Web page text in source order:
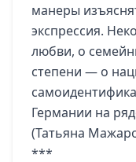
манеры
экспрессия.
любви, о
степени — о
Германии на
(Татьяна
***